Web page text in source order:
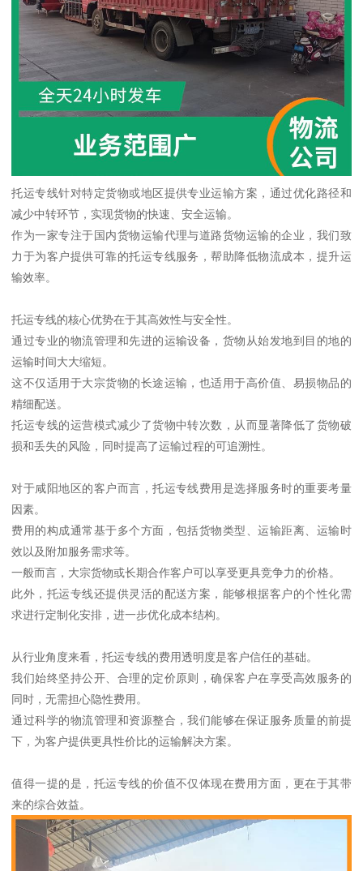
托运专线针对特定货物或地区提供专业运输方案，通过优化路径和
减少中转环节，实现货物的快速、安全运输。
作为一家专注于国内货物运输代理与道路货物运输的企业，我们致
力于为客户提供可靠的托运专线服务，帮助降低物流成本，提升运
输效率。
托运专线的核心优势在于其高效性与安全性。
通过专业的物流管理和先进的运输设备，货物从始发地到目的地的
运输时间大大缩短。
这不仅适用于大宗货物的长途运输，也适用于高价值、易损物品的
精细配送。
托运专线的运营模式减少了货物中转次数，从而显著降低了货物破
损和丢失的风险，同时提高了运输过程的可追溯性。
对于咸阳地区的客户而言，托运专线费用是选择服务时的重要考量
因素。
费用的构成通常基于多个方面，包括货物类型、运输距离、运输时
效以及附加服务需求等。
一般而言，大宗货物或长期合作客户可以享受更具竞争力的价格。
此外，托运专线还提供灵活的配送方案，能够根据客户的个性化需
求进行定制化安排，进一步优化成本结构。
从行业角度来看，托运专线的费用透明度是客户信任的基础。
我们始终坚持公开、合理的定价原则，确保客户在享受高效服务的
同时，无需担心隐性费用。
通过科学的物流管理和资源整合，我们能够在保证服务质量的前提
下，为客户提供更具性价比的运输解决方案。
值得一提的是，托运专线的价值不仅体现在费用方面，更在于其带
来的综合效益。